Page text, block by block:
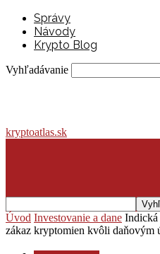
Správy
Návody
Krypto Blog
Vyhľadávanie
kryptoatlas.sk
Úvod Investovanie a dane Indická
zákaz kryptomien kvôli daňovým